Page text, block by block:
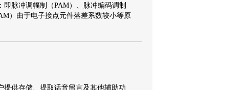
脉冲调幅制（PAM）、脉冲编码调制
）由于电子接点元件落差系数较小等原
供存储、提取话音留言及其他辅助功